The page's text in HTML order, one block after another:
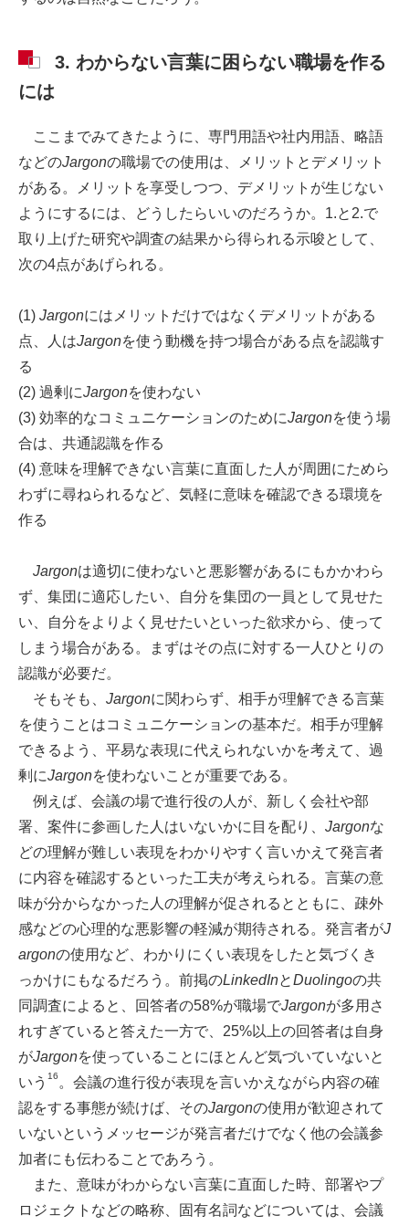
3. わからない言葉に困らない職場を作る
には
ここまでみてきたように、専門用語や社内用語、略語
などのJargonの職場での使用は、メリットとデメリット
がある。メリットを享受しつつ、デメリットが生じない
ようにするには、どうしたらいいのだろうか。1.と2.で
取り上げた研究や調査の結果から得られる示唆として、
次の4点があげられる。
(1) Jargonにはメリットだけではなくデメリットがある
点、人はJargonを使う動機を持つ場合がある点を認識す
る
(2) 過剰にJargonを使わない
(3) 効率的なコミュニケーションのためにJargonを使う場
合は、共通認識を作る
(4) 意味を理解できない言葉に直面した人が周囲にためら
わずに尋ねられるなど、気軽に意味を確認できる環境を
作る
Jargonは適切に使わないと悪影響があるにもかかわら
ず、集団に適応したい、自分を集団の一員として見せた
い、自分をよりよく見せたいといった欲求から、使って
しまう場合がある。まずはその点に対する一人ひとりの
認識が必要だ。
そもそも、 Jargonに関わらず、相手が理解できる言葉
を使うことはコミュニケーションの基本だ。相手が理解
できるよう、平易な表現に代えられないかを考えて、過
剰にJargonを使わないことが重要である。
例えば、会議の場で進行役の人が、新しく会社や部
署、案件に参画した人はいないかに目を配り、 Jargonな
どの理解が難しい表現をわかりやすく言いかえて発言者
に内容を確認するといった工夫が考えられる。言葉の意
味が分からなかった人の理解が促されるとともに、疎外
感などの心理的な悪影響の軽減が期待される。発言者がJ
argonの使用など、わかりにくい表現をしたと気づくき
っかけにもなるだろう。前掲のLinkedInとDuolingoの共
同調査によると、回答者の58%が職場でJargonが多用さ
れすぎていると答えた一方で、25%以上の回答者は自身
がJargonを使っていることにほとんど気づいていないと
いう 16 。会議の進行役が表現を言いかえながら内容の確
認をする事態が続けば、そのJargonの使用が歓迎されて
いないというメッセージが発言者だけでなく他の会議参
加者にも伝わることであろう。
また、意味がわからない言葉に直面した時、部署やプ
ロジェクトなどの略称、固有名詞などについては、会議